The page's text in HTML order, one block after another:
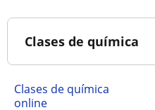
Clases de química
Clases de química
online